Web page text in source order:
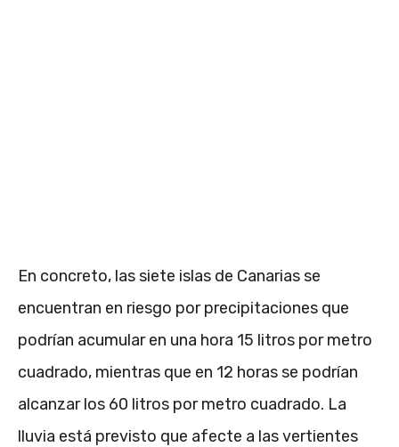
En concreto, las siete islas de Canarias se
encuentran en riesgo por precipitaciones que
podrían acumular en una hora 15 litros por metro
cuadrado, mientras que en 12 horas se podrían
alcanzar los 60 litros por metro cuadrado. La
lluvia está previsto que afecte a las vertientes